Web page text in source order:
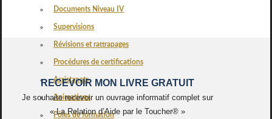
Documents Niveau IV
Supervisions
Révisions et rattrapages
Procédures de certifications
Assistanats
Animations
Pôles de formation
RECEVOIR MON LIVRE GRATUIT
Je souhaite recevoir un ouvrage informatif complet sur
« La Relation d’Aide par le Toucher® »